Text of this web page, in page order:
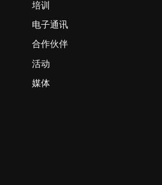
培训
电子通讯
合作伙伴
活动
媒体